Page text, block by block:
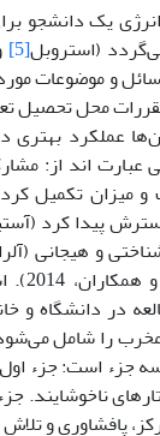
یک دانشجو
(استروبل[5]
و موضوعات
محل تحصیل
عملکرد بهتری
اند از:
میزان تکمیل
و
در دانشگاه و
را شامل
جزء است: جزء اول
ناخوشایند.
پافشاوری و